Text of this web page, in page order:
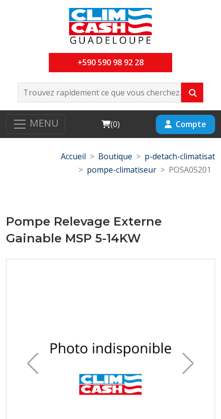
+590 590 98 92 28
MENU Cart
(0) Compte
Accueil Boutique
p-detach-climatisat
pompe-climatiseur
POSA05201
Pompe Relevage Externe
Gainable MSP 5-14KW